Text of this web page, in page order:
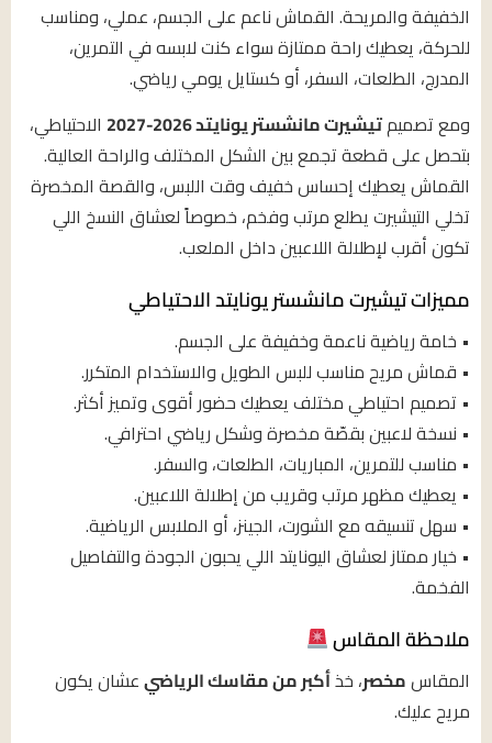
الخفيفة والمريحة. القماش ناعم على الجسم، عملي، ومناسب
للحركة، يعطيك راحة ممتازة سواء كنت لابسه في التمرين،
المدرج، الطلعات، السفر، أو كستايل يومي رياضي.
ومع تصميمتيشيرت مانشستر يونايتد 2026-2027
الاحتياطي،
بتحصل على قطعة تجمع بين الشكل المختلف والراحة العالية.
القماش يعطيك إحساس خفيف وقت اللبس، والقصة المخصرة
تخلي التيشيرت يطلع مرتب وفخم، خصوصاً لعشاق النسخ اللي
تكون أقرب لإطلالة اللاعبين داخل الملعب.
مميزات تيشيرت مانشستر يونايتد الاحتياطي
• خامة رياضية ناعمة وخفيفة على الجسم.
• قماش مريح مناسب للبس الطويل والاستخدام المتكرر.
• تصميم احتياطي مختلف يعطيك حضور أقوى وتميز أكثر.
• نسخة لاعبين بقصّة مخصرة وشكل رياضي احترافي.
• مناسب للتمرين، المباريات، الطلعات، والسفر.
• يعطيك مظهر مرتب وقريب من إطلالة اللاعبين.
• سهل تنسيقه مع الشورت، الجينز، أو الملابس الرياضية.
• خيار ممتاز لعشاق اليونايتد اللي يحبون الجودة والتفاصيل
الفخمة.
ملاحظة المقاس
المقاسمخصر، خذأكبر من مقاسك الرياضيعشان يكون
مريح عليك.